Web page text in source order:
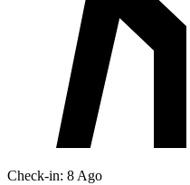
Check-in: 8 Ago